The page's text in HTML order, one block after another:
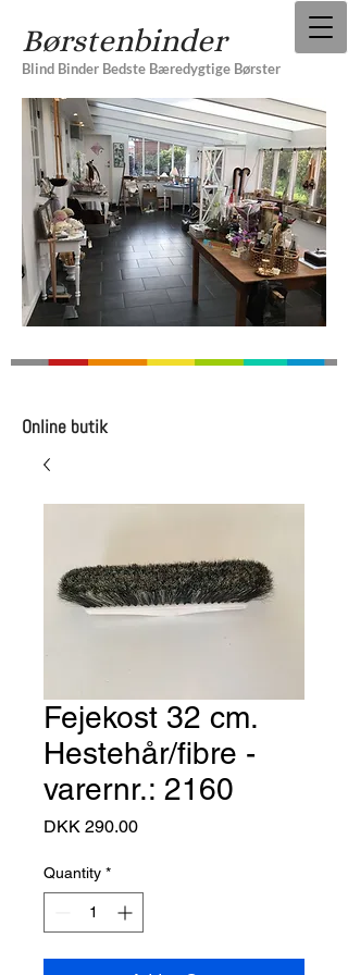
Børstenbinder
Blind Binder Bedste Bæredygtige Børster
Online butik
Fejekost 32 cm.
Hestehår/fibre -
varernr.: 2160
DKK 290.00Price
Quantity *